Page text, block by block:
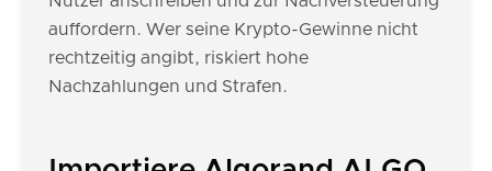
auffordern. Wer seine Krypto-Gewinne nicht
rechtzeitig angibt, riskiert hohe
Nachzahlungen und Strafen.